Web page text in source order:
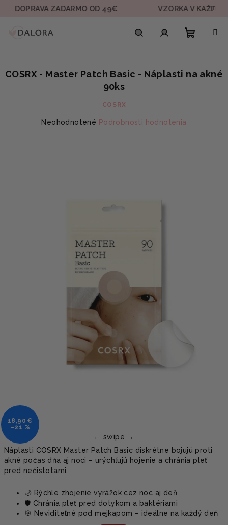
Prejsť
ZADARMO OD 49€ VZORKA V KAŽDEJ
košík
Náplasti COSRX Master Patch Basic diskrétne bojujú proti
akné počas dňa aj noci – urýchľujú hojenie a chránia pleť
pred nečistotami.
🌙 Rýchle zhojenie vyrážok cez noc aj deň
🛡️ Chránia pleť pred dotykom a baktériami
🎯 Neviditeľné pod mejkapom – ideálne na každý deň
COSRX - Master Patch Basic - Náplasti na akné
90ks
COSRX
Priemerné
Neohodnotené Podrobnosti hodnotenia
18,90 €
–21 %